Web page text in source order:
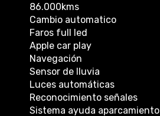
86.000kms
Cambio automatico
Faros full led
Apple car play
Navegación
Sensor de lluvia
Luces automáticas
Reconocimiento señales
Sistema ayuda aparcamiento